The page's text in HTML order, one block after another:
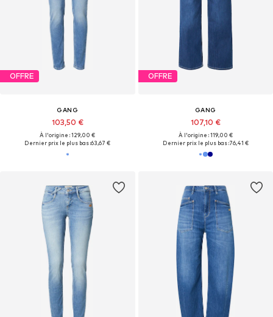
OFFRE
GANG
103,50 €
À l'origine : 129,00 €
Dernier prix le plus bas :63,67 €
OFFRE
GANG
107,10 €
À l'origine : 119,00 €
Dernier prix le plus bas :76,41 €